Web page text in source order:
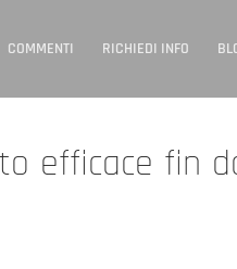
COMMENTI RICHIEDI INFO
efficace fin